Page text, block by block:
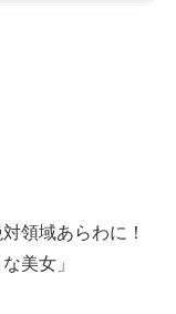
領域あらわに！
美女」